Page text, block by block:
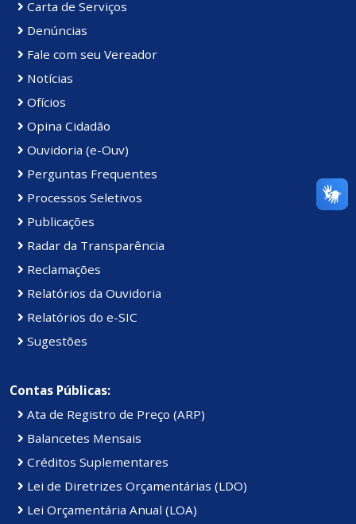
Carta de Serviços
Denúncias
Fale com seu Vereador
Notícias
Ofícios
Opina Cidadão
Ouvidoria (e-Ouv)
Perguntas Frequentes
Processos Seletivos
Publicações
Radar da Transparência
Reclamações
Relatórios da Ouvidoria
Relatórios do e-SIC
Sugestões
Contas Públicas:
Ata de Registro de Preço (ARP)
Balancetes Mensais
Créditos Suplementares
Lei de Diretrizes Orçamentárias (LDO)
Lei Orçamentária Anual (LOA)